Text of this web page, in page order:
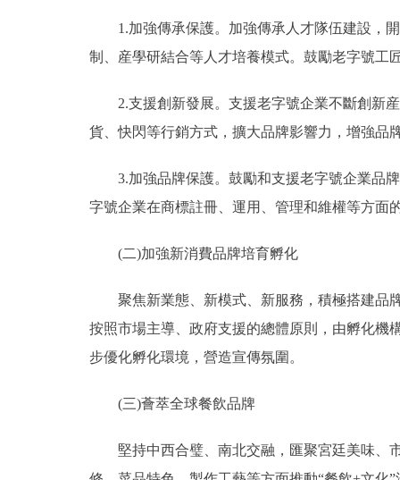
1.加強傳承保護。加強傳承人才隊伍建設，開
制、産學研結合等人才培養模式。鼓勵老字號工
2.支援創新發展。支援老字號企業不斷創新産
貨、快閃等行銷方式，擴大品牌影響力，增強品
3.加強品牌保護。鼓勵和支援老字號企業品牌
字號企業在商標註冊、運用、管理和維權等方面
(二)加強新消費品牌培育孵化
聚焦新業態、新模式、新服務，積極搭建品牌
按照市場主導、政府支援的總體原則，由孵化機
步優化孵化環境，營造宣傳氛圍。
(三)薈萃全球餐飲品牌
堅持中西合璧、南北交融，匯聚宮廷美味、市